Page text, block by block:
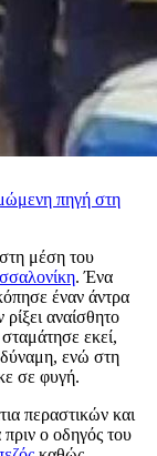
πηγή στη
στη μέση του
. Ένα
έναν άντρα
αναίσθητο
εκεί,
ενώ στη
σε φυγή.
περαστικών και
ο οδηγός του